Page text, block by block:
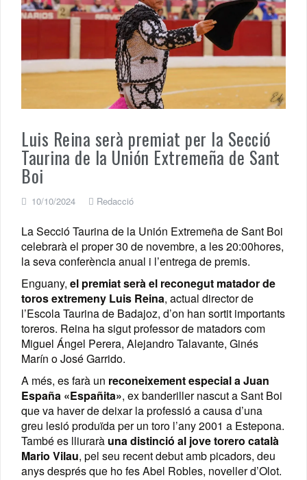
Luis Reina serà premiat per la Secció
Taurina de la Unión Extremeña de Sant
Boi
10/10/2024 Redacció
La Secció Taurina de la Unión Extremeña de Sant Boi
celebrarà el proper 30 de novembre, a les 20:00hores,
la seva conferència anual i l’entrega de premis.
Enguany, el premiat serà el reconegut matador de
toros extremeny Luis Reina, actual director de
l’Escola Taurina de Badajoz, d’on han sortit importants
toreros. Reina ha sigut professor de matadors com
Miguel Ángel Perera, Alejandro Talavante, Ginés
Marín o José Garrido.
A més, es farà un reconeixement especial a Juan
España «Españita», ex banderiller nascut a Sant Boi
que va haver de deixar la professió a causa d’una
greu lesió produïda per un toro l’any 2001 a Estepona.
També es lliurarà una distinció al jove torero català
Mario Vilau, pel seu recent debut amb picadors, deu
anys després que ho fes Abel Robles, noveller d’Olot.